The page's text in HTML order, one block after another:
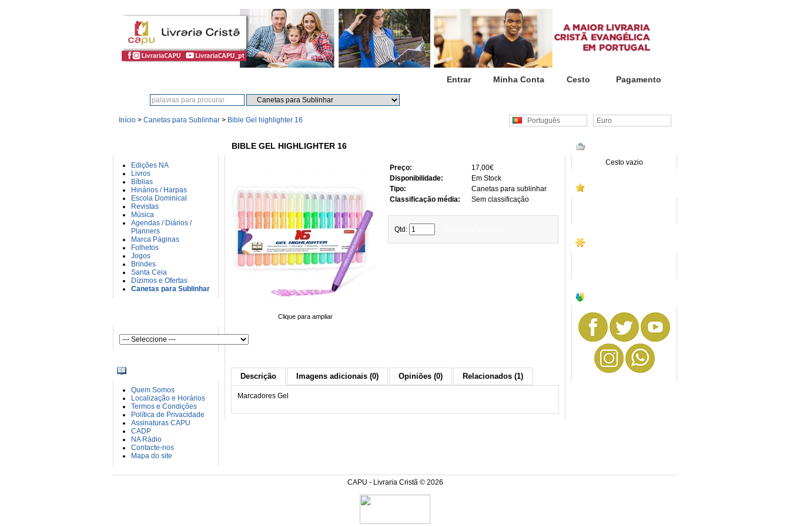
Entrar Minha Conta Cesto Pagamento
Início > Canetas para Sublinhar > Bible Gel highlighter 16 Euro
Português
Edições NA
Livros
Bíblias
Hinários / Harpas
Escola Dominical
Revistas
Música
Agendas / Diários /
Planners
Marca Páginas
Folhetos
Jogos
Brindes
Santa Ceia
Dízimos e Ofertas
Canetas para Sublinhar
Quem Somos
Localização e Horários
Termos e Condições
Política de Privacidade
Assinaturas CAPU
CADP
NA Rádio
Contacte-nos
Mapa do site
Cesto vazio
BIBLE GEL HIGHLIGHTER 16
Clique para ampliar
Preço:
17,00€
Disponibilidade:
Em Stock
Tipo:
Canetas para sublinhar
Classificação média:
Sem classificação
Qtd:
Descrição Imagens adicionais (0) Opiniões (0) Relacionados (1)
Marcadores Gel
CAPU - Livraria Cristã © 2026